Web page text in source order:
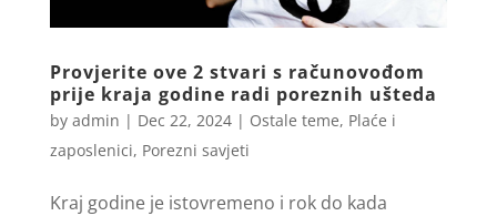
Provjerite ove 2 stvari s računovođom
prije kraja godine radi poreznih ušteda
by admin | Dec 22, 2024| Ostale teme, Plaće i
zaposlenici, Porezni savjeti
Kraj godine je istovremeno i rok do kada